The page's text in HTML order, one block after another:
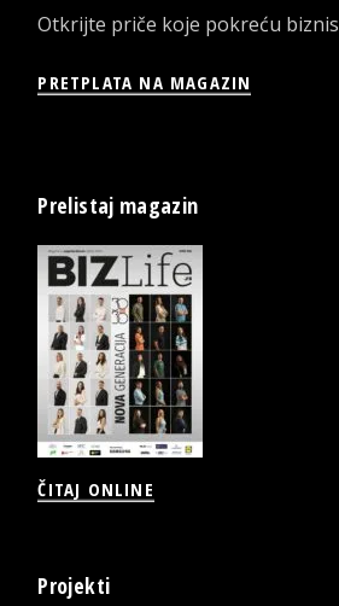
Otkrijte priče koje pokreću biznis
PRETPLATA NA MAGAZIN
Prelistaj magazin
ČITAJ ONLINE
Projekti